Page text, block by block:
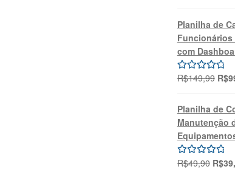
original
era:
Planilha de
Funcionários
com
Avaliação
R$149,99 O
era:
R$
Planilha de
Manutenção
Avaliação
R$49,90 O
R$